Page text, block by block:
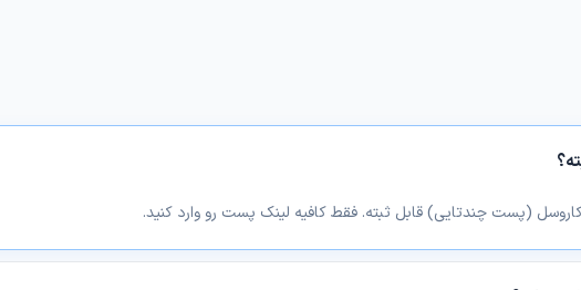
(پست چندتایی) قابل ثبته. فقط کافیه لینک پست رو وارد کنید.